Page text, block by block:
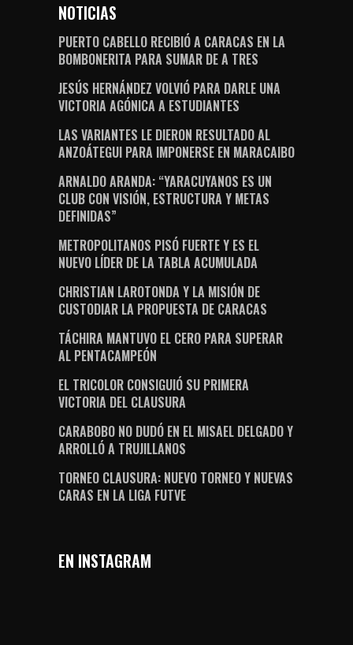
NOTICIAS
PUERTO CABELLO RECIBIÓ A CARACAS EN LA
BOMBONERITA PARA SUMAR DE A TRES
JESÚS HERNÁNDEZ VOLVIÓ PARA DARLE UNA
VICTORIA AGÓNICA A ESTUDIANTES
LAS VARIANTES LE DIERON RESULTADO AL
ANZOÁTEGUI PARA IMPONERSE EN MARACAIBO
ARNALDO ARANDA: “YARACUYANOS ES UN
CLUB CON VISIÓN, ESTRUCTURA Y METAS
DEFINIDAS”
METROPOLITANOS PISÓ FUERTE Y ES EL
NUEVO LÍDER DE LA TABLA ACUMULADA
CHRISTIAN LAROTONDA Y LA MISIÓN DE
CUSTODIAR LA PROPUESTA DE CARACAS
TÁCHIRA MANTUVO EL CERO PARA SUPERAR
AL PENTACAMPEÓN
EL TRICOLOR CONSIGUIÓ SU PRIMERA
VICTORIA DEL CLAUSURA
CARABOBO NO DUDÓ EN EL MISAEL DELGADO Y
ARROLLÓ A TRUJILLANOS
TORNEO CLAUSURA: NUEVO TORNEO Y NUEVAS
CARAS EN LA LIGA FUTVE
EN INSTAGRAM